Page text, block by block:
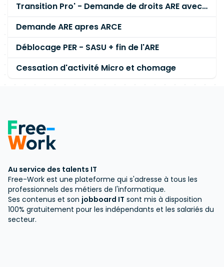
Transition Pro' - Demande de droits ARE avec un autre CDI au moment de la demande d'ARE
Demande ARE apres ARCE
Déblocage PER - SASU + fin de l'ARE
Cessation d'activité Micro et chomage
Au service des talents IT
Free-Work est une plateforme qui s'adresse à tous les
professionnels des métiers de l'informatique.
Ses contenus et son jobboard IT sont mis à disposition
100% gratuitement pour les indépendants et les salariés du
secteur.